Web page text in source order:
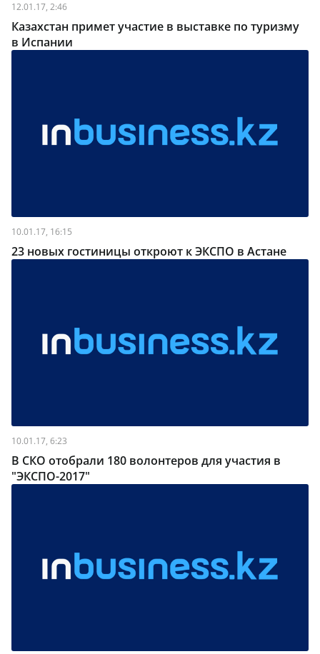
12.01.17, 2:46
Казахстан примет участие в выставке по туризму
в Испании
10.01.17, 16:15
23 новых гостиницы откроют к ЭКСПО в Астане
10.01.17, 6:23
В СКО отобрали 180 волонтеров для участия в
"ЭКСПО-2017"